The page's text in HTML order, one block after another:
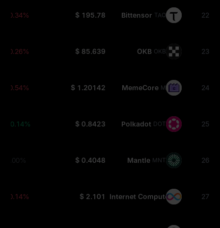
22
Bittensor TAO
$ 195.78
-0.34%
23
OKB OKB
$ 85.639
-0.26%
24
MemeCore M
$ 1.20142
-0.54%
25
Polkadot DOT
$ 0.8423
+0.14%
26
Mantle MNT
$ 0.4048
0.00%
27
Internet Computer ICP
$ 2.101
-0.14%